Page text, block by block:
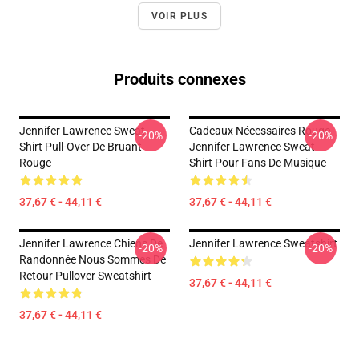
VOIR PLUS
Produits connexes
Jennifer Lawrence Sweat-
Shirt Pull-Over De Bruant
Rouge
37,67 € - 44,11 €
-20%
Cadeaux Nécessaires Rouge
Jennifer Lawrence Sweat-
Shirt Pour Fans De Musique
37,67 € - 44,11 €
-20%
Jennifer Lawrence Chiens De
Randonnée Nous Sommes De
Retour Pullover Sweatshirt
37,67 € - 44,11 €
-20% Jennifer Lawrence Sweatshirt
37,67 € - 44,11 €
-20%